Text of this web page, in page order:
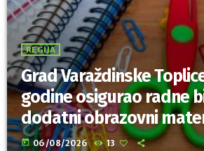
REGIJA
Grad Varaždinske
godine osigurao radne
dodatni obrazovni
osnovnoškolce
today 06/08/2026 13